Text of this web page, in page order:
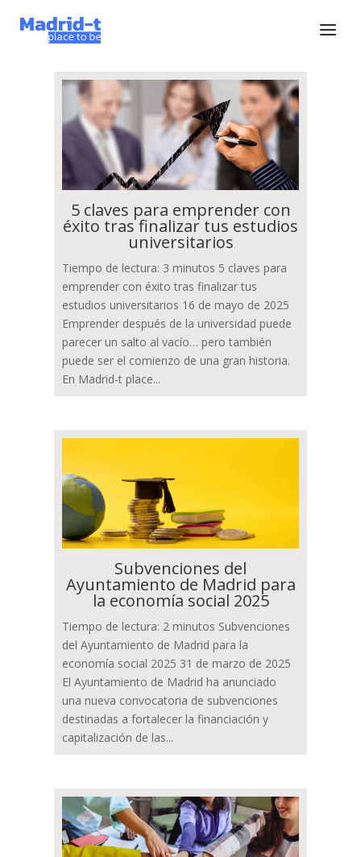
5 claves para emprender con
éxito tras finalizar tus estudios
universitarios
Tiempo de lectura: 3 minutos 5 claves para
emprender con éxito tras finalizar tus
estudios universitarios 16 de mayo de 2025
Emprender después de la universidad puede
parecer un salto al vacío… pero también
puede ser el comienzo de una gran historia.
En Madrid-t place...
Subvenciones del
Ayuntamiento de Madrid para
la economía social 2025
Tiempo de lectura: 2 minutos Subvenciones
del Ayuntamiento de Madrid para la
economía social 2025 31 de marzo de 2025
El Ayuntamiento de Madrid ha anunciado
una nueva convocatoria de subvenciones
destinadas a fortalecer la financiación y
capitalización de las...